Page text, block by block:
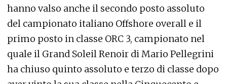
hanno valso anche il secondo posto assoluto
del campionato italiano Offshore overall e il
primo posto in classe ORC 3, campionato nel
quale il Grand Soleil Renoir di Mario Pellegrini
ha chiuso quinto assoluto e terzo di classe dopo